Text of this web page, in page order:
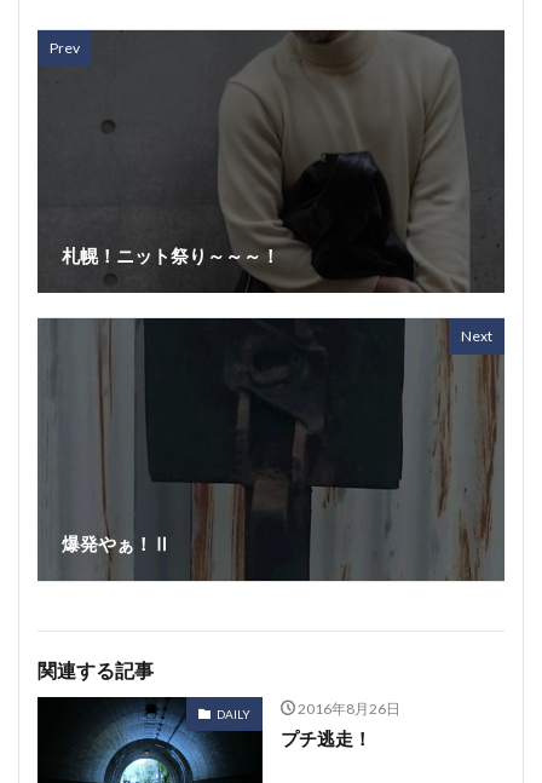
Prev
札幌！ニット祭り～～～！
Next
爆発やぁ！Ⅱ
関連する記事
DAILY 2016年8月26日
プチ逃走！